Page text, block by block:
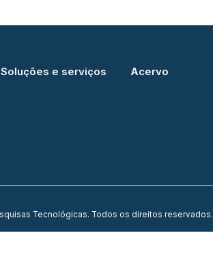
Soluções e serviços Acervo
Tecnológicas. Todos os direitos reservados.